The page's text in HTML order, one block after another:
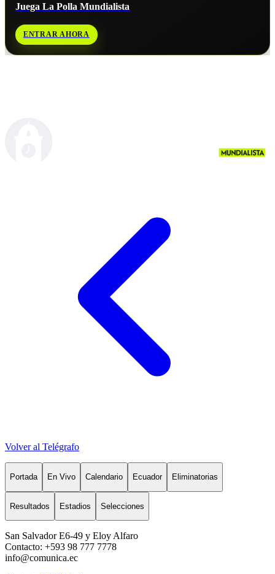
Juega La Polla Mundialista
ENTRAR AHORA
Volver al Telégrafo
Portada En Vivo Calendario Ecuador Eliminatorias
Resultados Estadios Selecciones
San Salvador E6-49 y Eloy Alfaro
Contacto: +593 98 777 7778
info@comunica.ec